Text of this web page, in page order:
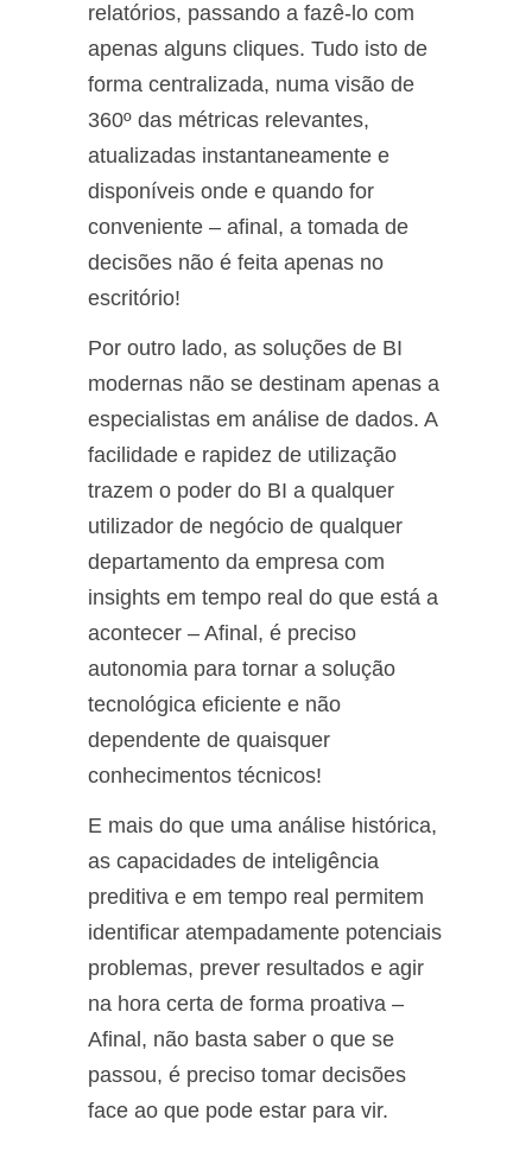
relatórios, passando a fazê-lo com
apenas alguns cliques. Tudo isto de
forma centralizada, numa visão de
360º das métricas relevantes,
atualizadas instantaneamente e
disponíveis onde e quando for
conveniente – afinal, a tomada de
decisões não é feita apenas no
escritório!
Por outro lado, as soluções de BI
modernas não se destinam apenas a
especialistas em análise de dados. A
facilidade e rapidez de utilização
trazem o poder do BI a qualquer
utilizador de negócio de qualquer
departamento da empresa com
insights em tempo real do que está a
acontecer – Afinal, é preciso
autonomia para tornar a solução
tecnológica eficiente e não
dependente de quaisquer
conhecimentos técnicos!
E mais do que uma análise histórica,
as capacidades de inteligência
preditiva e em tempo real permitem
identificar atempadamente potenciais
problemas, prever resultados e agir
na hora certa de forma proativa –
Afinal, não basta saber o que se
passou, é preciso tomar decisões
face ao que pode estar para vir.